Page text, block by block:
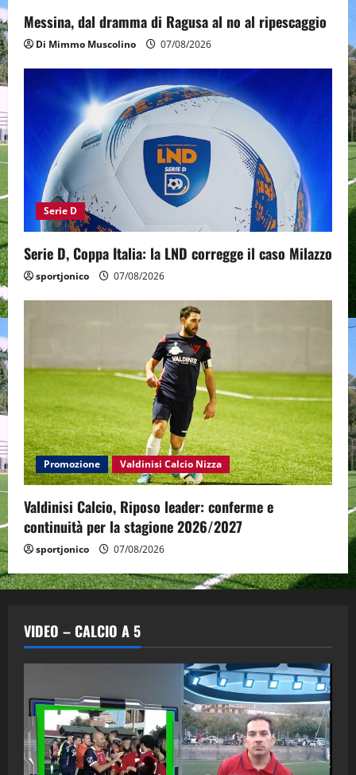
Messina, dal dramma di Ragusa al no al ripescaggio
Di Mimmo Muscolino 07/08/2026
Serie D
Serie D, Coppa Italia: la LND corregge il caso Milazzo
sportjonico 07/08/2026
Promozione Valdinisi Calcio Nizza
Valdinisi Calcio, Riposo leader: conferme e
continuità per la stagione 2026/2027
sportjonico 07/08/2026
VIDEO – CALCIO A 5